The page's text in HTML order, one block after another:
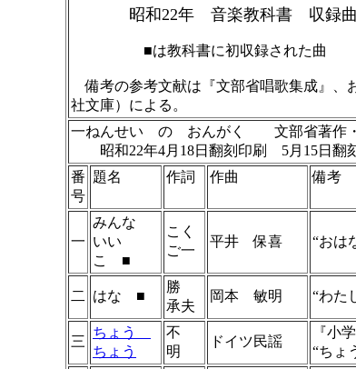
昭和22年 音楽教科書 収録曲
■は教科書に初収録された曲
備考の参考文献は『文部省唱歌集成』、
社文庫）による。
一ねんせい の おんがく 文部省著作
昭和22年4月18日翻刻印刷 5月15日
番
号
題名 作詞 作曲 備考
一
みんな
いい
こ ■
こく
ご一
平井 保喜 “お
二 はな ■
勝
承夫
岡本 敏明 “わ
三
ちょう
ちょう
不
明
ドイツ民謡
『小
“ち